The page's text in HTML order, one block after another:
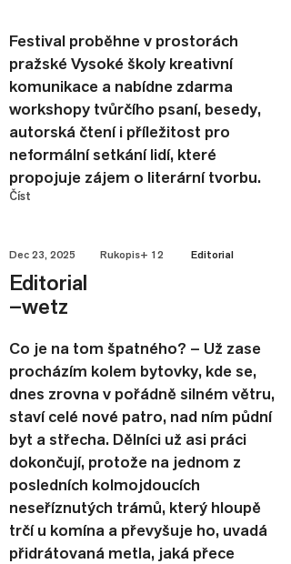
Festival proběhne v prostorách
pražské Vysoké školy kreativní
komunikace a nabídne zdarma
workshopy tvůrčího psaní, besedy,
autorská čtení i příležitost pro
neformální setkání lidí, které
propojuje zájem o literární tvorbu.
Číst
Dec 23, 2025 Rukopis+ 12 Editorial
Editorial
–wetz
Co je na tom špatného? – Už zase
procházím kolem bytovky, kde se,
dnes zrovna v pořádně silném větru,
staví celé nové patro, nad ním půdní
byt a střecha. Dělníci už asi práci
dokončují, protože na jednom z
posledních kolmojdoucích
neseříznutých trámů, který hloupě
trčí u komína a převyšuje ho, uvadá
přidrátovaná metla, jaká přece